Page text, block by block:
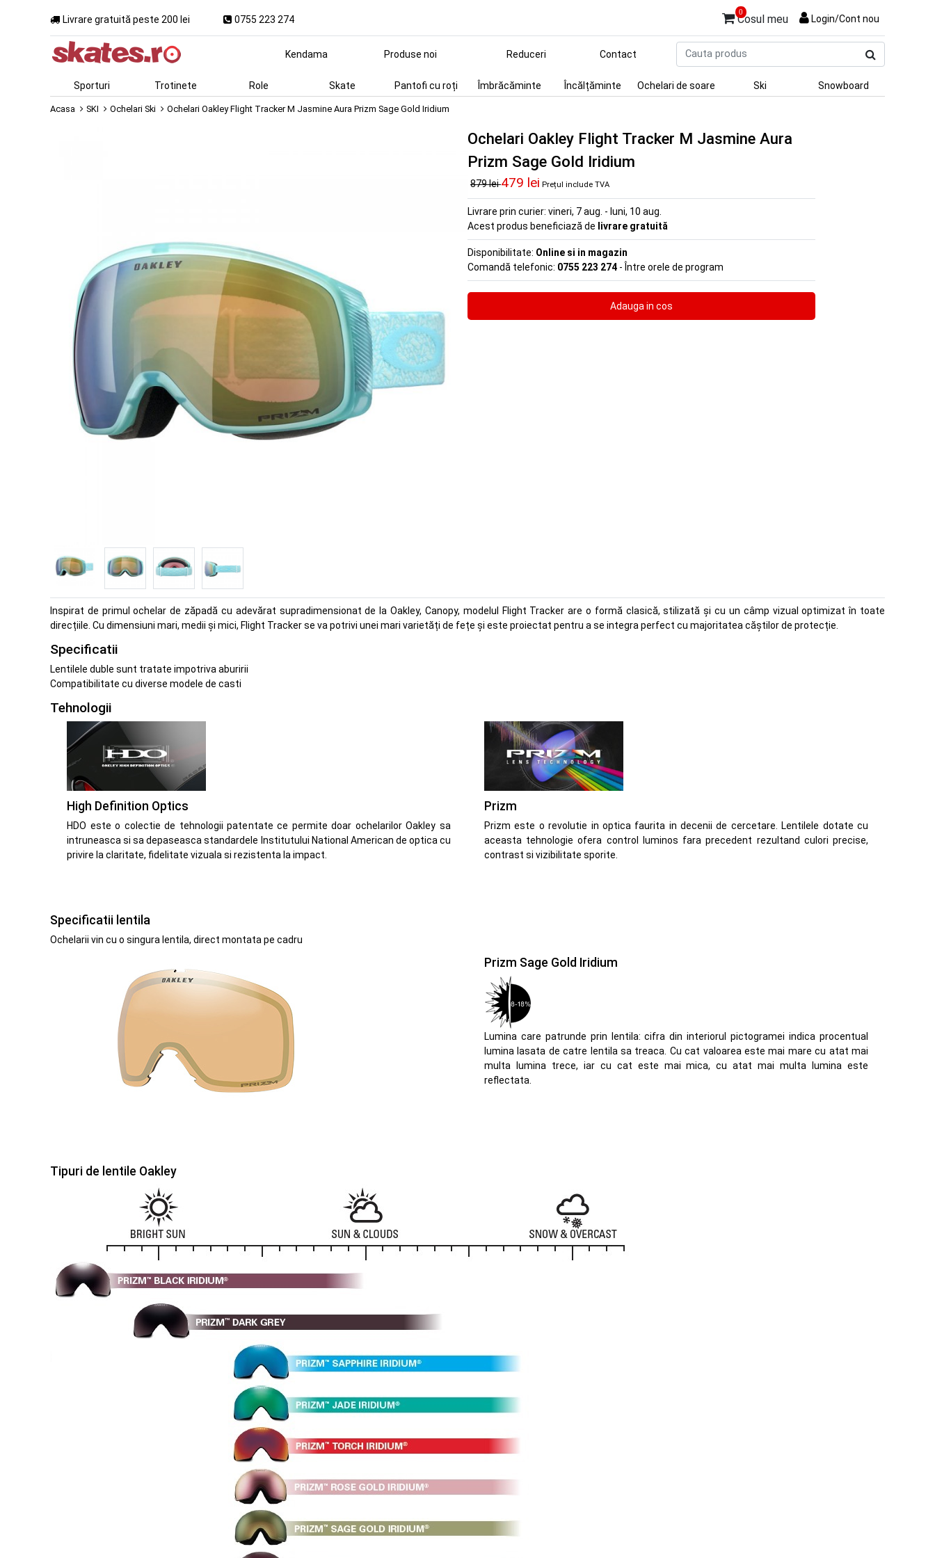
Livrare gratuită peste 200 lei 0755 223 274
0
Cosul meu Login/Cont nou
produs
Kendama Produse noi Reduceri Contact
Sporturi Trotinete Role Skate Pantofi cu roți Îmbrăcăminte Încălțăminte Ochelari de soare Ski Snowboard
Acasa SKI Ochelari Ski Ochelari Oakley Flight Tracker M Jasmine Aura Prizm Sage Gold Iridium
Ochelari Oakley Flight Tracker M Jasmine Aura
Prizm Sage Gold Iridium
879 lei479 lei Prețul include TVA
Livrare prin curier: vineri, 7 aug. - luni, 10 aug.
Acest produs beneficiază de livrare gratuită
Disponibilitate: Online si in magazin
Comandă telefonic: 0755 223 274 - Între orele de program
Inspirat de primul ochelar de zăpadă cu adevărat supradimensionat de la Oakley, Canopy, modelul Flight Tracker are o formă clasică, stilizată și cu un câmp vizual optimizat în toate
direcțiile. Cu dimensiuni mari, medii și mici, Flight Tracker se va potrivi unei mari varietăți de fețe și este proiectat pentru a se integra perfect cu majoritatea căștilor de protecție.
Specificatii
Lentilele duble sunt tratate impotriva aburirii
Compatibilitate cu diverse modele de casti
Tehnologii
High Definition Optics
HDO este o colectie de tehnologii patentate ce permite doar ochelarilor Oakley sa
intruneasca si sa depaseasca standardele Institutului National American de optica cu
privire la claritate, fidelitate vizuala si rezistenta la impact.
Prizm
Prizm este o revolutie in optica faurita in decenii de cercetare. Lentilele dotate cu
aceasta tehnologie ofera control luminos fara precedent rezultand culori precise,
contrast si vizibilitate sporite.
Specificatii lentila
Ochelarii vin cu o singura lentila, direct montata pe cadru
Prizm Sage Gold Iridium
Lumina care patrunde prin lentila: cifra din interiorul pictogramei indica procentual
lumina lasata de catre lentila sa treaca. Cu cat valoarea este mai mare cu atat mai
multa lumina trece, iar cu cat este mai mica, cu atat mai multa lumina este
reflectata.
Tipuri de lentile Oakley